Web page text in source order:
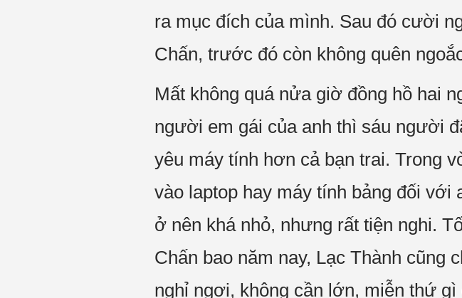
ra mục đích của mình. Sau đó cười
Chấn, trước đó còn không quên
Mất không quá nửa giờ đồng hồ hai
người em gái của anh thì sáu người
yêu máy tính hơn cả bạn trai. Trong
vào laptop hay máy tính bảng đối
ở nên khá nhỏ, nhưng rất tiện nghi.
Chấn bao năm nay, Lạc Thành cũng
nghỉ ngơi, không cần lớn, miễn thứ